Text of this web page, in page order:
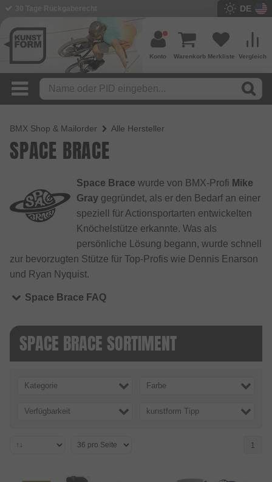
DE
Vergleich
Merkliste
Warenkorb
Konto
BMX Shop & Mailorder Alle Hersteller
SPACE BRACE
Space Brace wurde von BMX-Profi Mike
Gray gegründet, als er den Bedarf an einer
speziell für Actionsportarten entwickelten
Knöchelstütze erkannte. Was als
persönliche Lösung begann, wurde schnell
zur bevorzugten Stütze für Top-Profis wie Dennis Enarson
und Ryan Nyquist.
Space Brace FAQ
SPACE BRACE SORTIMENT
Kategorie Farbe
Verfügbarkeit kunstform Tipp
1